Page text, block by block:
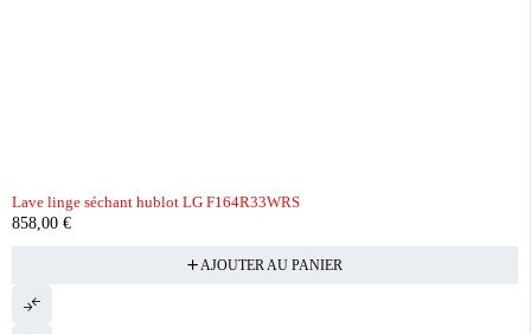
Lave linge séchant hublot LG F164R33WRS
858,00 €
AJOUTER AU PANIER